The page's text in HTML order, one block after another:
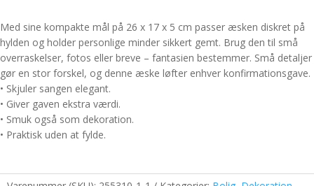
Med sine kompakte mål på 26 x 17 x 5 cm passer æsken diskret på
hylden og holder personlige minder sikkert gemt. Brug den til små
overraskelser, fotos eller breve – fantasien bestemmer. Små detaljer
gør en stor forskel, og denne æske løfter enhver konfirmationsgave.
• Skjuler sangen elegant.
• Giver gaven ekstra værdi.
• Smuk også som dekoration.
• Praktisk uden at fylde.